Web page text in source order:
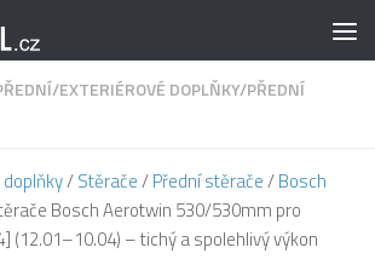
/EXTERIÉROVÉ DOPLŇKY/PŘEDNÍ
/Stěrače/Přední stěrače/Bosch
Bosch Aerotwin 530/530mm pro
(12.01–10.04) – tichý a spolehlivý výkon